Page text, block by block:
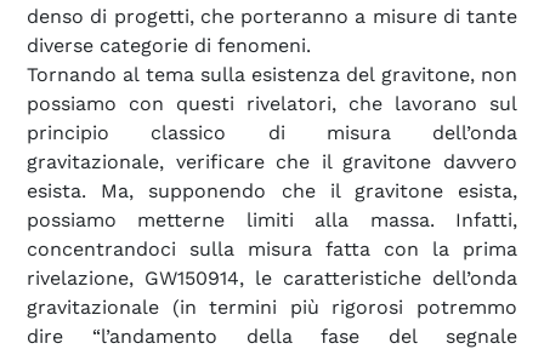
denso di progetti, che porteranno a misure di tante
diverse categorie di fenomeni.
Tornando al tema sulla esistenza del gravitone, non
possiamo con questi rivelatori, che lavorano sul
principio classico di misura dell’onda
gravitazionale, verificare che il gravitone davvero
esista. Ma, supponendo che il gravitone esista,
possiamo metterne limiti alla massa. Infatti,
concentrandoci sulla misura fatta con la prima
rivelazione, GW150914, le caratteristiche dell’onda
gravitazionale (in termini più rigorosi potremmo
dire “l’andamento della fase del segnale